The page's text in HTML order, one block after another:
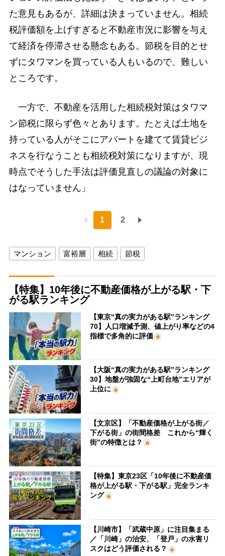
た意見もあるが、詳細は決まっていません。相続
税評価額を上げすぎると不動産市況に影響を与え
て経済を停滞させる懸念もある。節税を目的とせ
ずにタワマンを買っている人もいるので、難しい
ところです。
一方で、不動産を活用した相続税対策はタワマ
ン節税に限らず色々とあります。たとえば土地を
持っている人がそこにアパートを建てて賃貸ビジ
ネスを行なうことも相続税対策になりますが、現
時点でそうした手法は評価見直しの議論の対象に
はなっていません」
1 2
マンション 富裕層 相続 節税
【特集】10年後に不動産価格が上がる駅・下
がる駅ランキング
【東京“真の実力がある駅”ランキング
70】人口増減予測、値上がり率などの4
指標で多角的に評価
【大阪“真の実力がある駅”ランキング
30】地盤が強固な“上町台地”エリアが
上位に
【文京区】「不動産価格が上がる街／
下がる街」の街間格差 これから“輝く
街”の特徴とは？
【特集】東京23区「10年後に不動産価
格が上がる駅・下がる駅」完全ランキ
ング
【川崎市】「武蔵中原」に注目集まる
／「川崎」の治安、「登戸」の水害リ
スクはどう評価される？